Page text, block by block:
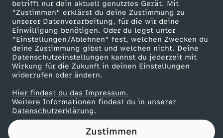
betrifft nur dein aktuell genutztes Gerät. Mit
"Zustimmen" erklärst du deine Zustimmung zu
unserer Datenverarbeitung, für die wir deine
Einwilligung benötigen. Oder du legst unter
"Einstellungen/Ablehnen" fest, welchen Zwecken du
deine Zustimmung gibst und welchen nicht. Deine
Datenschutzeinstellungen kannst du jederzeit mit
Wirkung für die Zukunft in deinen Einstellungen
widerrufen oder ändern.
Hier findest du das Impressum.
Weitere Informationen findest du in unserer
Datenschutzerklärung.
Zustimmen
e
r
i
s
t
Werbefernsehen
Mainzelmännchen
Partner